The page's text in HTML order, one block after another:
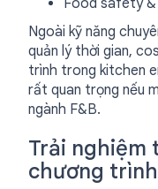
Food safety
Ngoài kỹ năng
quản lý thời gian,
trình trong kitchen
rất quan trọng nếu
ngành F&B.
Trải nghiệm
chương trình